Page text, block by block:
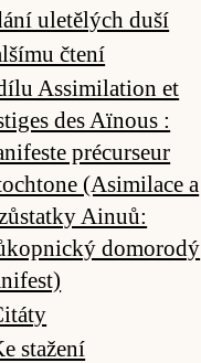
uletělých duší
čtení
Assimilation et
des Aïnous :
précurseur
(Asimilace a
Ainuů:
domorodý
stažení